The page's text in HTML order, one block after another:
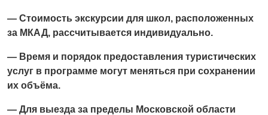
— Стоимость экскурсии для школ, расположенных
за МКАД, рассчитывается индивидуально.
— Время и порядок предоставления туристических
услуг в программе могут меняться при сохранении
их объёма.
— Для выезда за пределы Московской области